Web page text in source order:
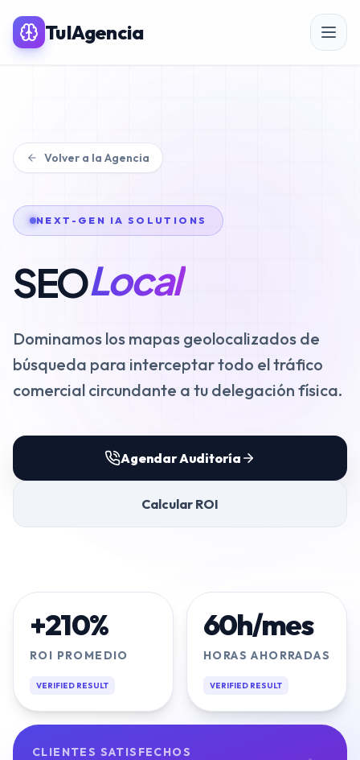
TuIAgencia
SERVICIOS PREMIUM IA
SEO
Posicionamiento SEO
SEO para eCommerce
Linkbuilding & PR
SEO Local
Auditoría SEO
VENTAS
Publicidad Paid Media
Embudos de Venta
Diseño y Desarrollo Web
SECTORES
Volver a la Agencia
NEXT-GEN IA SOLUTIONS
SEOLocal
Dominamos los mapas geolocalizados de
búsqueda para interceptar todo el tráfico
comercial circundante a tu delegación física.
Agendar Auditoría
Calcular ROI
+210%
ROI PROMEDIO
VERIFIED RESULT
60h/mes
HORAS AHORRADAS
VERIFIED RESULT
CLIENTES SATISFECHOS